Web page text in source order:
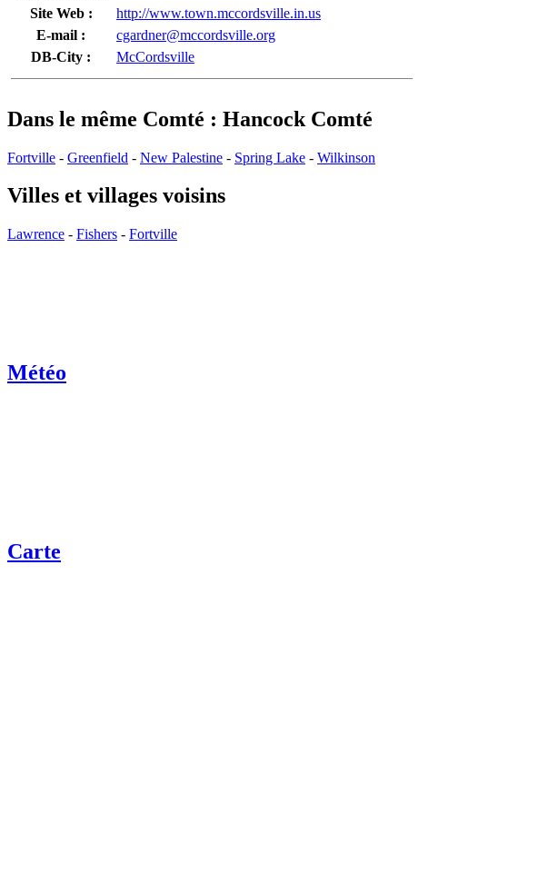
Site Web :
http://www.town.mccordsville.in.us
E-mail :
cgardner@mccordsville.org
DB-City :
McCordsville
Dans le même Comté : Hancock Comté
Fortville - Greenfield - New Palestine - Spring Lake - Wilkinson
Villes et villages voisins
Lawrence - Fishers - Fortville
Météo
Carte